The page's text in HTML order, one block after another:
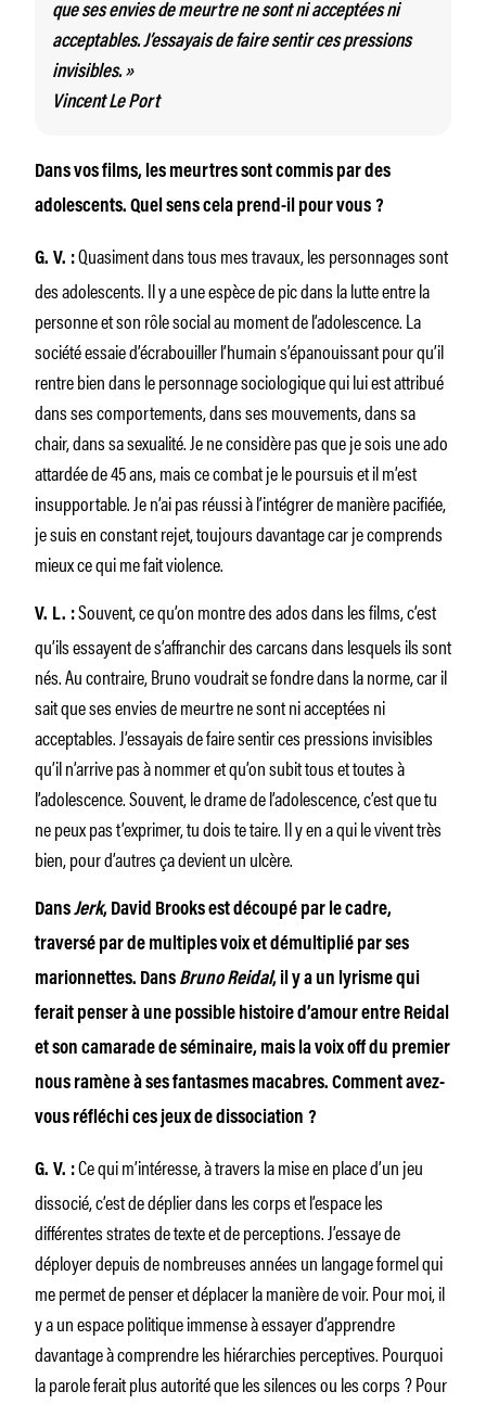
que ses envies de meurtre ne sont ni acceptées ni
acceptables. J’essayais de faire sentir ces pressions
invisibles. »
Vincent Le Port
Dans vos films, les meurtres sont commis par des
adolescents. Quel sens cela prend-il pour vous ?
G. V. :Quasiment dans tous mes travaux, les personnages sont
des adolescents. Il y a une espèce de pic dans la lutte entre la
personne et son rôle social au moment de l’adolescence. La
société essaie d’écrabouiller l’humain s’épanouissant pour qu’il
rentre bien dans le personnage sociologique qui lui est attribué
dans ses comportements, dans ses mouvements, dans sa
chair, dans sa sexualité. Je ne considère pas que je sois une ado
attardée de 45 ans, mais ce combat je le poursuis et il m’est
insupportable. Je n’ai pas réussi à l’intégrer de manière pacifiée,
je suis en constant rejet, toujours davantage car je comprends
mieux ce qui me fait violence.
V. L. :Souvent, ce qu’on montre des ados dans les films, c’est
qu’ils essayent de s’affranchir des carcans dans lesquels ils sont
nés. Au contraire, Bruno voudrait se fondre dans la norme, car il
sait que ses envies de meurtre ne sont ni acceptées ni
acceptables. J’essayais de faire sentir ces pressions invisibles
qu’il n’arrive pas à nommer et qu’on subit tous et toutes à
l’adolescence. Souvent, le drame de l’adolescence, c’est que tu
ne peux pas t’exprimer, tu dois te taire. Il y en a qui le vivent très
bien, pour d’autres ça devient un ulcère.
DansJerk, David Brooks est découpé par le cadre,
traversé par de multiples voix et démultiplié par ses
marionnettes. Dans Bruno Reidal, il y a un lyrisme qui
ferait penser à une possible histoire d’amour entre Reidal
et son camarade de séminaire, mais la voix off du premier
nous ramène à ses fantasmes macabres. Comment avez-
vous réfléchi ces jeux de dissociation ?
G. V. :Ce qui m’intéresse, à travers la mise en place d’un jeu
dissocié, c’est de déplier dans les corps et l’espace les
différentes strates de texte et de perceptions. J’essaye de
déployer depuis de nombreuses années un langage formel qui
me permet de penser et déplacer la manière de voir. Pour moi, il
y a un espace politique immense à essayer d’apprendre
davantage à comprendre les hiérarchies perceptives. Pourquoi
la parole ferait plus autorité que les silences ou les corps ? Pour